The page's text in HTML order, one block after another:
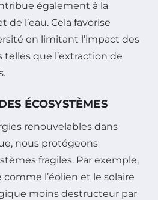
également à la
de l’eau. Cela favorise
en limitant l’impact des
que l’extraction de
ÉCOSYSTÈMES
renouvelables dans
nous protégeons
fragiles. Par exemple,
comme l’éolien et le solaire
moins destructeur par